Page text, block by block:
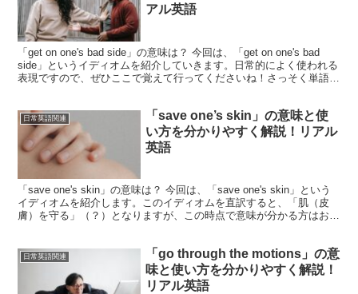
アル英語
「get on one's bad side」の意味は？ 今回は、「get on one's bad
side」というイディオムを紹介していきます。日常的によく使われる
表現ですので、ぜひここで覚えて行ってくださいね！さっそく単語を
日常英語関連
「save one’s skin」の意味と使
い方を分かりやすく解説！リアル
英語
「save one's skin」の意味は？ 今回は、「save one's skin」という
イディオムを紹介します。このイディオムを直訳すると、「肌（皮
膚）を守る」（？）となりますが、この時点で意味が分かる方はおそ
日常英語関連
「go through the motions」の意
味と使い方を分かりやすく解説！
リアル英語